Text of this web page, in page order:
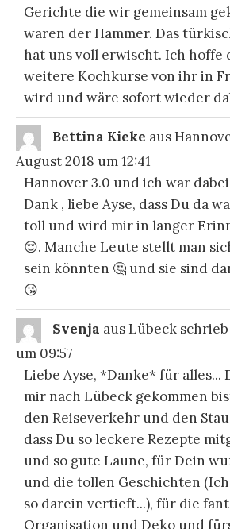
Gerichte die wir gemeinsam
waren der Hammer. Das
hat uns voll erwischt. Ich hoffe
weitere Kochkurse von ihr in
wird und wäre sofort wieder
Bettina Kieke aus
August 2018 um12:41
Hannover 3.0 und ich war
Dank , liebe Ayse, dass Du da
toll und wird mir in langer
😌. Manche Leute stellt man
sein könnten 🤔 und sie sind
😘
Svenja ausLübeck
um 09:57
Liebe Ayse, *Danke* für alles...
mir nach Lübeck gekommen
den Reiseverkehr und den
dass Du so leckere Rezepte
und so gute Laune, für Dein
und die tollen Geschichten
so darein vertieft...), für die
Organisation und Deko und